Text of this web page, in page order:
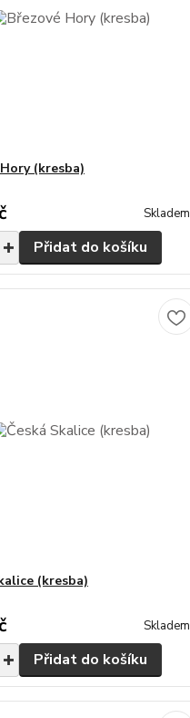
(kresba)
Skladem
Přidat do košíku
(kresba)
Skladem
Přidat do košíku